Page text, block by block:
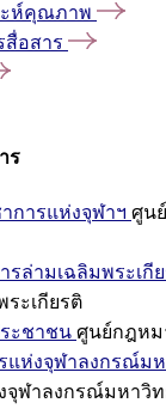
ะห์คุณภาพ
สื่อสาร
ร
การแห่งจุฬาฯ ศูน
ล่ามเฉลิมพระเกี
ะเกียรติ
ะชาชน ศูนย์กฎหม
แห่งจุฬาลงกรณ์ม
จุฬาลงกรณ์มหาวิท